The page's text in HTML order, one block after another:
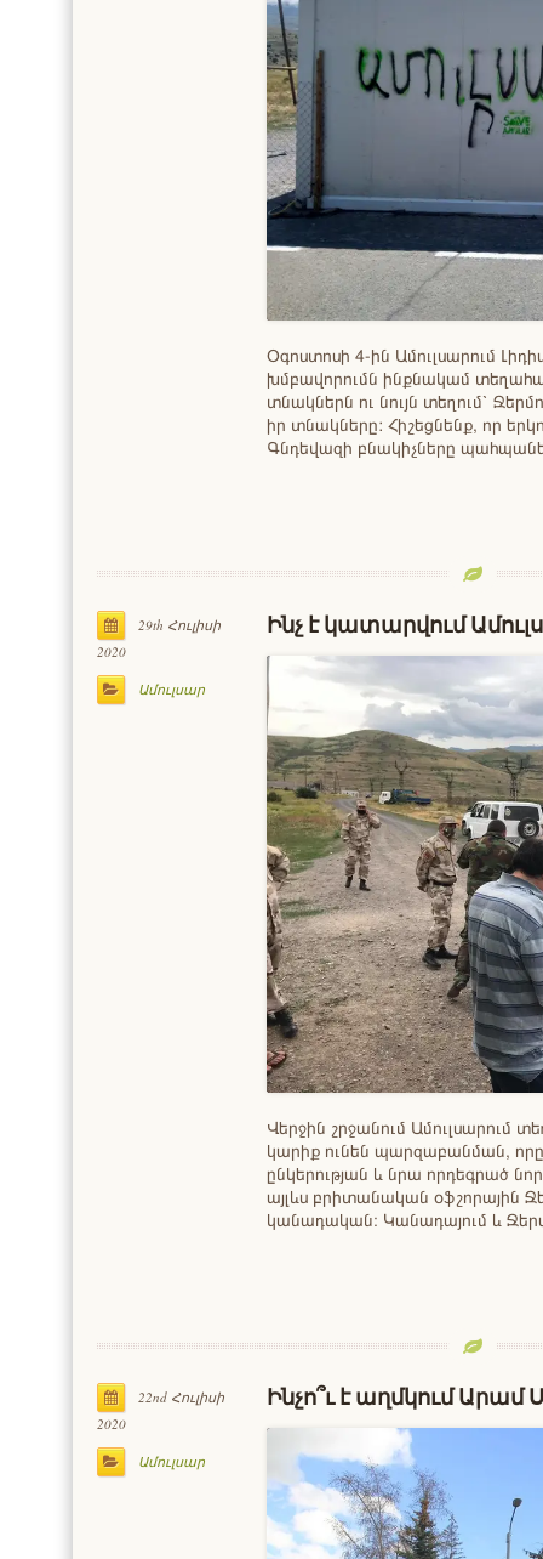
Օգոստոսի 4-ին Ամուլսարում
խմբավորումն ինքնակամ
տնակներն ու նույն տեղում՝
իր տնակները: Հիշեցնենք, որ
Գնդեվազի բնակիչները
29th Հուլիսի
2020
Ամուլսար
Ինչ է կատարվում
Վերջին շրջանում Ամուլսարում
կարիք ունեն պարզաբանման, որը
ընկերության և նրա որդեգրած
այլևս բրիտանական օֆշորային
կանադական։ Կանադայում և
22nd Հուլիսի
2020
Ամուլսար
Ինչո՞ւ է աղմկում Արամ